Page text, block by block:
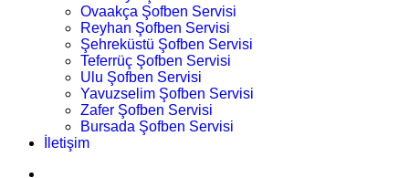
Ovaakça Şofben Servisi
Reyhan Şofben Servisi
Şehreküstü Şofben Servisi
Teferrüç Şofben Servisi
Ulu Şofben Servisi
Yavuzselim Şofben Servisi
Zafer Şofben Servisi
Bursada Şofben Servisi
İletişim